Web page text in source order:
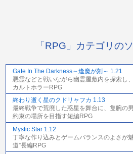
「RPG」カテゴリの
Gate In The Darkness～逢魔が刻～ 1.21
悪霊などと戦いながら幽霊屋敷内を探索し
カルトホラーRPG
終わり逝く星のクドリャフカ 1.13
最終戦争で荒廃した惑星を舞台に、隻腕の
約束の場所を目指す短編RPG
Mystic Star 1.12
丁寧な作り込みとゲームバランスのよさが
道”長編RPG